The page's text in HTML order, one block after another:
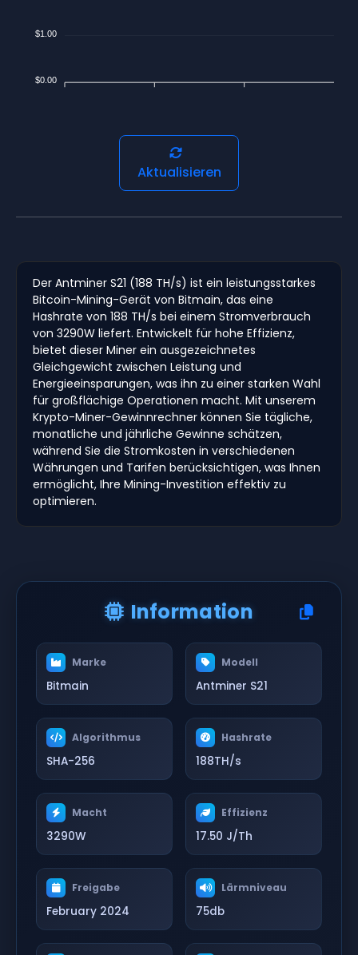
$1.00
$0.00
Aktualisieren
Der Antminer S21 (188 TH/s) ist ein leistungsstarkes
Bitcoin-Mining-Gerät von Bitmain, das eine
Hashrate von 188 TH/s bei einem Stromverbrauch
von 3290W liefert. Entwickelt für hohe Effizienz,
bietet dieser Miner ein ausgezeichnetes
Gleichgewicht zwischen Leistung und
Energieeinsparungen, was ihn zu einer starken Wahl
für großflächige Operationen macht. Mit unserem
Krypto-Miner-Gewinnrechner können Sie tägliche,
monatliche und jährliche Gewinne schätzen,
während Sie die Stromkosten in verschiedenen
Währungen und Tarifen berücksichtigen, was Ihnen
ermöglicht, Ihre Mining-Investition effektiv zu
optimieren.
Information
Marke
Bitmain
Modell
Antminer S21
Algorithmus
SHA-256
Hashrate
188TH/s
Macht
3290W
Effizienz
17.50 J/Th
Freigabe
February 2024
Lärmniveau
75db